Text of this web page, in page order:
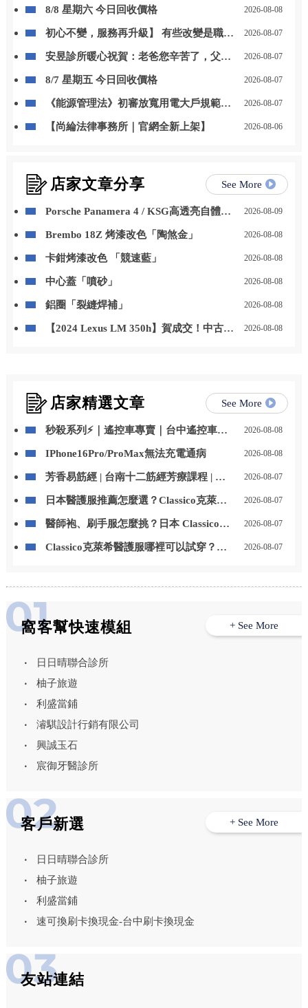
8/8 星期六 今日回收價格 2026-08-08
初心不變，服務再升級】 有些改變是職位
年 8 月 1 日起，我正式接任尚立汽車北台
2026-08-07
安昱診所暖心祝賀：老爸您辛苦了，父親
2026-08-07
8/7 星期五 今日回收價格 2026-08-07
《能源管理法》初審放寬用電大戶規範，
2026-08-07
【尚綸法律事務所｜官網全新上架】 2026-08-06
店家文章分享 See More
Porsche Panamera 4 / KSG高透亮自體修
2026-08-09
Brembo 18Z 烤漆改色「陶煞金」 2026-08-08
卡鉗烤漆改色 「競速藍」 2026-08-08
中心蓋「噴砂」 2026-08-08
鋁圈「裂縫焊補」 2026-08-08
【2024 Lexus LM 350h】賀成交！中古車
2026-08-08
店家精選文章 See More
秒殺系列⚡｜遙控車專賣｜台中遙控車專
2026-08-08
IPhone16Pro/ProMax無法充電通病 2026-08-08
芳香易筋經 | 台南十二筋經芳療課程 | 台
2026-08-07
日本醫護服推薦怎麼選？Classico克萊希
2026-08-07
醫師袍、刷手服怎麼挑？日本 Classico克
2026-08-07
Classico克萊希醫護服哪裡可以試穿？
2026-08-07
窩客幫快速模組
日日晴聯合診所
柚子旅遊
利盛當鋪
濬騏設計行銷有限公司
興誠玉石
宸御牙醫診所
+ See More
客戶新選
日日晴聯合診所
柚子旅遊
利盛當鋪
速可換刷卡換現金-台中刷卡換現金
+ See More
友站連結